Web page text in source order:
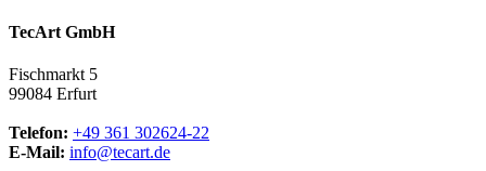
TecArt GmbH
Fischmarkt 5
99084 Erfurt
Telefon: +49 361 302624-22
E-Mail: info@tecart.de